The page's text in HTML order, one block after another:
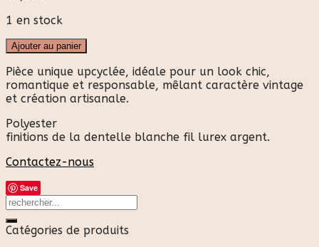
1 en stock
Ajouter au panier
Pièce unique upcyclée, idéale pour un look chic,
romantique et responsable, mêlant caractère vintage
et création artisanale.
Polyester
finitions de la dentelle blanche fil lurex argent.
Contactez-nous
Save
Catégories de produits